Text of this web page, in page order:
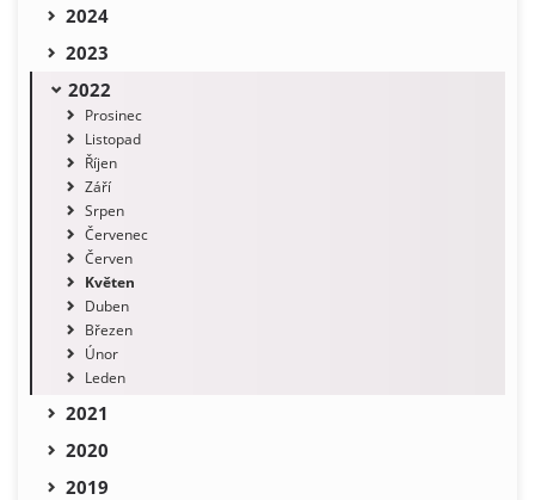
2024
2023
2022
Prosinec
Listopad
Říjen
Září
Srpen
Červenec
Červen
Květen
Duben
Březen
Únor
Leden
2021
2020
2019